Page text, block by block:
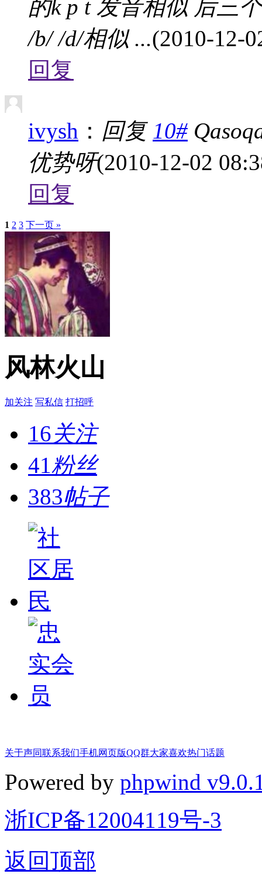
的k p t 发音相似 后三
/b/ /d/相似 ...(2010-12-
回复
ivysh ： 回复 10#
优势呀(2010-12-02
回复
1 2 3 下一页 »
风林火山
加关注 写私信 打招呼
16关注
41粉丝
383帖子
关于声同联系我们手机网页版QQ群大家喜欢热门话题
Powered by phpwind
浙ICP备12004119号-3
返回顶部